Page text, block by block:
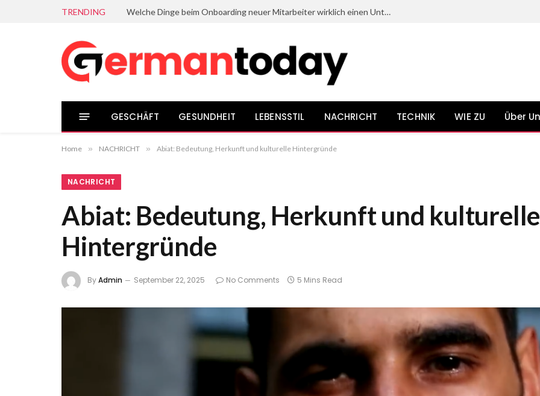
TRENDING Welche Dinge beim Onboarding neuer Mitarbeiter wirklich einen Unterschied bewirken
GESCHÄFT GESUNDHEIT LEBENSSTIL NACHRICHT TECHNIK WIE ZU Über
Home » NACHRICHT » Abiat: Bedeutung, Herkunft und kulturelle Hintergründe
NACHRICHT
Abiat: Bedeutung, Herkunft und kulturelle
Hintergründe
ByAdmin September 22, 2025 No Comments 5 Mins Read